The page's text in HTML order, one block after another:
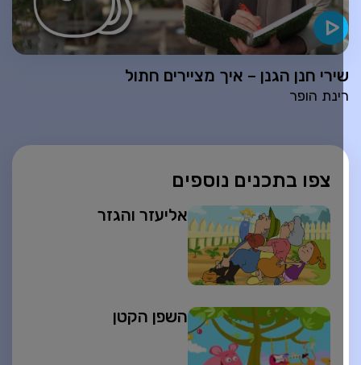
צפו בתכנים נוספים
אליעזר והגזר
השפן הקטן
חנן הגנן – איך מציירים חתול
הופר